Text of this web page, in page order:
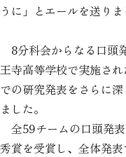
うに」とエールを送りま
8分科会からなる口頭
王寺高等学校で実施さ
での研究発表をさらに
ました。
全59チームの口頭発
秀賞を受賞し、全体発